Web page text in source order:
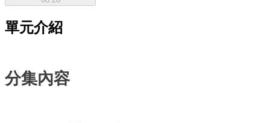
單元介紹
分集內容